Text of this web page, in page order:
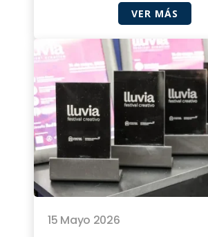
VER MÁS
15 Mayo 2026